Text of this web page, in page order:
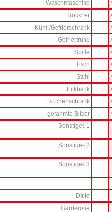
Waschmaschine
Trockner
Kühl-/Gefrierschrank
Gefriertruhe
Spüle
Tisch
Stuhl
Eckbank
Küchenschrank
gerahmte Bilder
Sonstiges 1
Sonstiges 2
Sonstiges 3
Diele
Garderobe